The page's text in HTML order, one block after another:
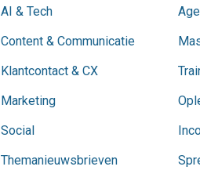
AI & Tech
Content & Communicatie
Klantcontact & CX
Marketing
Social
Themanieuwsbrieven